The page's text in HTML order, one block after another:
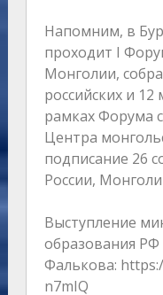
Напомним, в
проходит I
Монголии,
российских и 12
рамках Форума
Центра
подписание 26
России,
Выступление
образования РФ
Фалькова:
n7mIQ